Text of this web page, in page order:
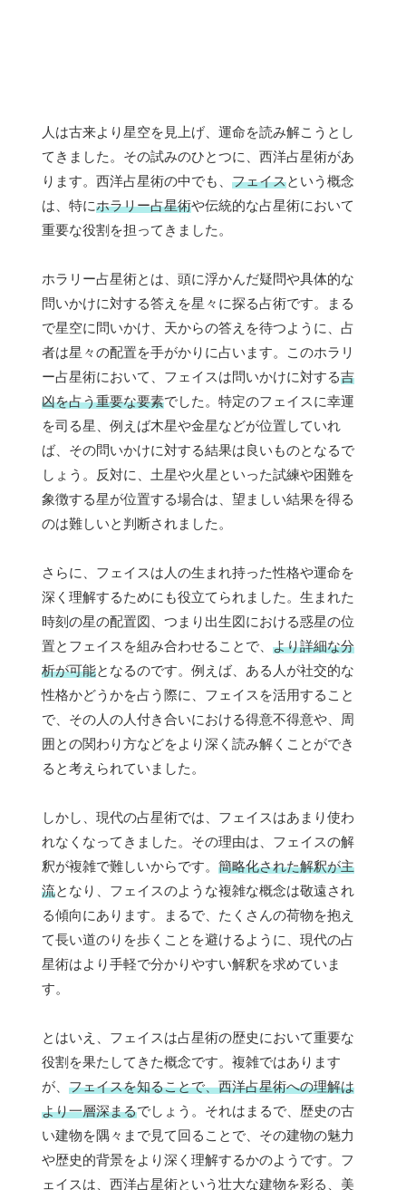
人は古来より星空を見上げ、運命を読み解こうとし
てきました。その試みのひとつに、西洋占星術があ
ります。西洋占星術の中でも、 フェイスという概念
は、特にホラリー占星術や伝統的な占星術において
重要な役割を担ってきました。
ホラリー占星術とは、頭に浮かんだ疑問や具体的な
問いかけに対する答えを星々に探る占術です。まる
で星空に問いかけ、天からの答えを待つように、占
者は星々の配置を手がかりに占います。このホラリ
ー占星術において、フェイスは問いかけに対する吉
凶を占う重要な要素でした。特定のフェイスに幸運
を司る星、例えば木星や金星などが位置していれ
ば、その問いかけに対する結果は良いものとなるで
しょう。反対に、土星や火星といった試練や困難を
象徴する星が位置する場合は、望ましい結果を得る
のは難しいと判断されました。
さらに、フェイスは人の生まれ持った性格や運命を
深く理解するためにも役立てられました。生まれた
時刻の星の配置図、つまり出生図における惑星の位
置とフェイスを組み合わせることで、 より詳細な分
析が可能となるのです。例えば、ある人が社交的な
性格かどうかを占う際に、フェイスを活用すること
で、その人の人付き合いにおける得意不得意や、周
囲との関わり方などをより深く読み解くことができ
ると考えられていました。
しかし、現代の占星術では、フェイスはあまり使わ
れなくなってきました。その理由は、フェイスの解
釈が複雑で難しいからです。 簡略化された解釈が主
流となり、フェイスのような複雑な概念は敬遠され
る傾向にあります。まるで、たくさんの荷物を抱え
て長い道のりを歩くことを避けるように、現代の占
星術はより手軽で分かりやすい解釈を求めていま
す。
とはいえ、フェイスは占星術の歴史において重要な
役割を果たしてきた概念です。複雑ではあります
が、 フェイスを知ることで、西洋占星術への理解は
より一層深まるでしょう。それはまるで、歴史の古
い建物を隅々まで見て回ることで、その建物の魅力
や歴史的背景をより深く理解するかのようです。フ
ェイスは、西洋占星術という壮大な建物を彩る、美